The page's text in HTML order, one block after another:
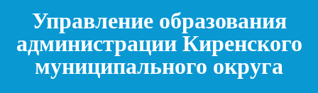
Управление образования
администрации Киренского
муниципального округа